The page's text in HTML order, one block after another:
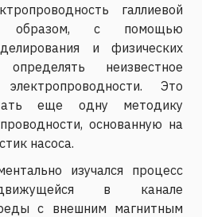
галлиевой
образом, с помощью
и физических
неизвестное
Это
еще одну методику
основанную на
насоса.
изучался процесс
движущейся в канале
с внешним магнитным